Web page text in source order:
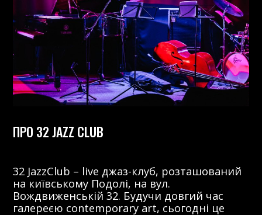
ПРО 32 JAZZ CLUB
32 JazzClub – live джаз-клуб, розташований
на київському Подолі, на вул.
Вождвиженській 32. Будучи довгий час
галереєю contemporary art, сьогодні це